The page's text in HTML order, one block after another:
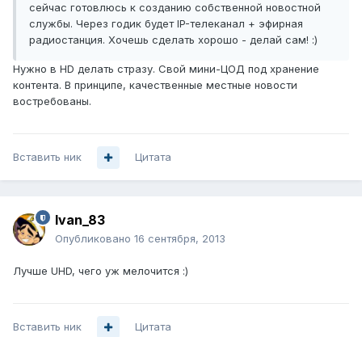
сейчас готовлюсь к созданию собственной новостной
службы. Через годик будет IP-телеканал + эфирная
радиостанция. Хочешь сделать хорошо - делай сам! :)
Нужно в HD делать стразу. Свой мини-ЦОД под хранение
контента. В принципе, качественные местные новости
востребованы.
Вставить ник Цитата
Ivan_83
Опубликовано 16 сентября, 2013
Лучше UHD, чего уж мелочится :)
Вставить ник Цитата